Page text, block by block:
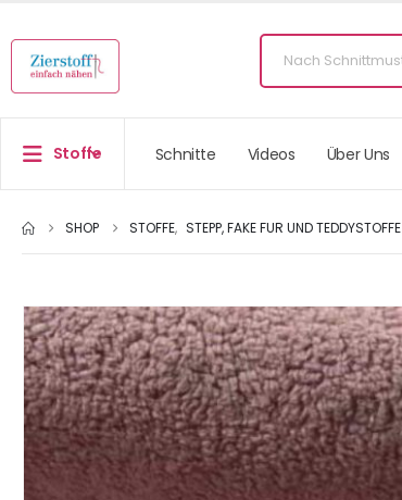
Stoffe Schnitte Videos Über Uns
SHOP STOFFE, STEPP, FAKE FUR UND TEDDYSTOFFE